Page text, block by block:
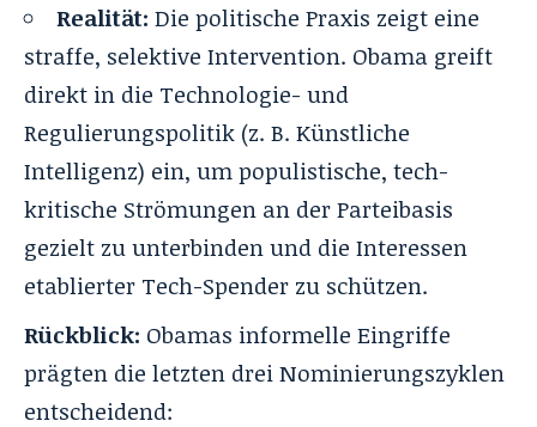
Realität: Die politische Praxis zeigt eine
straffe, selektive Intervention. Obama greift
direkt in die Technologie- und
Regulierungspolitik (z. B. Künstliche
Intelligenz) ein, um populistische, tech-
kritische Strömungen an der Parteibasis
gezielt zu unterbinden und die Interessen
etablierter Tech-Spender zu schützen.
Rückblick: Obamas informelle Eingriffe
prägten die letzten drei Nominierungszyklen
entscheidend: